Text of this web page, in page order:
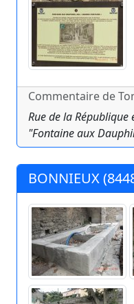
Commentaire de
Rue de la République
"Fontaine aux
BONNIEUX